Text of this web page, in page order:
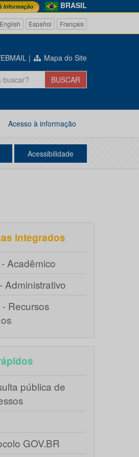
BRASIL
English Español Français
| Mapa do Site
Acesso à informação
Acessibilidade
integrados
Acadêmico
Administrativo
Recursos
pública de
GOV.BR